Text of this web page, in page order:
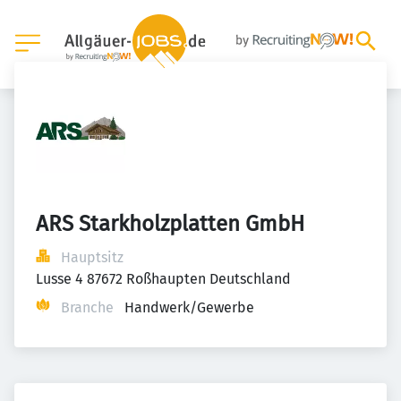
ARS Starkholzplatten GmbH
Hauptsitz
Lusse 4 87672 Roßhaupten Deutschland
Branche
Handwerk/Gewerbe